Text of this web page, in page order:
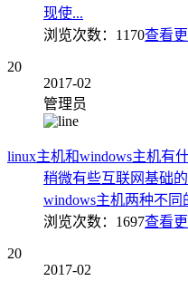
现使...
浏览次数： 1170查看
20
2017-02
管理员
linux主机和windows主机有
稍微有些互联网基础
windows主机两种不
浏览次数： 1697查看
20
2017-02